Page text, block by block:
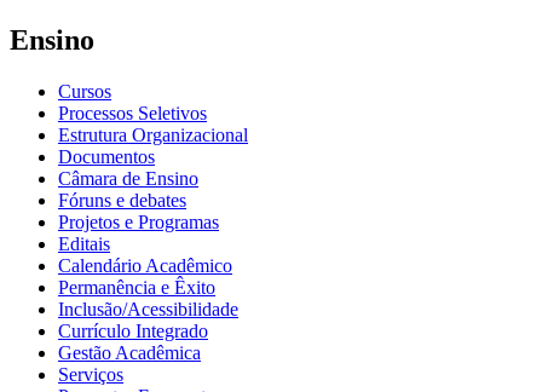
Ensino
Cursos
Processos Seletivos
Estrutura Organizacional
Documentos
Câmara de Ensino
Fóruns e debates
Projetos e Programas
Editais
Calendário Acadêmico
Permanência e Êxito
Inclusão/Acessibilidade
Currículo Integrado
Gestão Acadêmica
Serviços